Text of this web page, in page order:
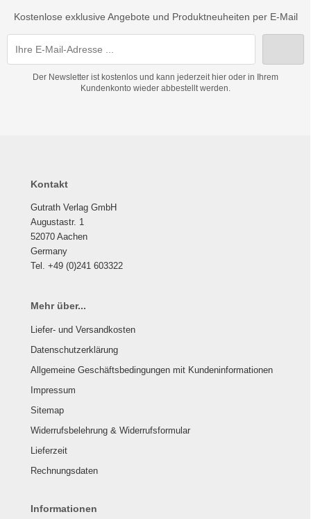
Kostenlose exklusive Angebote und Produktneuheiten per E-Mail
Der Newsletter ist kostenlos und kann jederzeit hier oder in Ihrem
Kundenkonto wieder abbestellt werden.
Kontakt
Gutrath Verlag GmbH
Augustastr. 1
52070 Aachen
Germany
Tel. +49 (0)241 603322
Mehr über...
Liefer- und Versandkosten
Datenschutzerklärung
Allgemeine Geschäftsbedingungen mit Kundeninformationen
Impressum
Sitemap
Widerrufsbelehrung & Widerrufsformular
Lieferzeit
Rechnungsdaten
Informationen